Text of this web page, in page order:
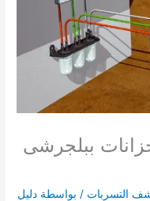
ببلجرشى
التسربات / بواسطة دليل